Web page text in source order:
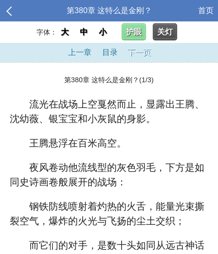
第380章 这特么是金刚？ 首页
字体： 大 中 小 护眼 关灯
上一章 目录 下一页
第380章 这特么是金刚？(1/3)
流光在战场上空戛然而止，显露出王腾、
沈幼薇、银宝宝和小灰鼠的身影。
王腾悬浮在百米高空。
夜风卷动他流线型的灰色羽毛，下方是如
同史诗画卷般展开的战场：
钢铁防线喷射着灼热的火舌，能量光束撕
裂空气，爆炸的火光与飞扬的尘土交织；
而它们的对手，是数十头如同从远古神话